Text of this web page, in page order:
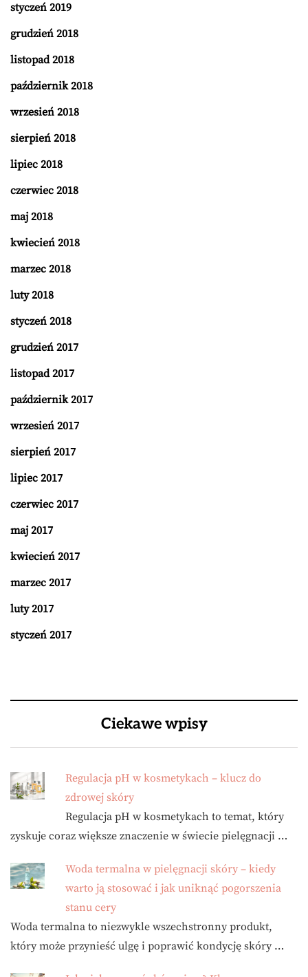
styczeń 2019
grudzień 2018
listopad 2018
październik 2018
wrzesień 2018
sierpień 2018
lipiec 2018
czerwiec 2018
maj 2018
kwiecień 2018
marzec 2018
luty 2018
styczeń 2018
grudzień 2017
listopad 2017
październik 2017
wrzesień 2017
sierpień 2017
lipiec 2017
czerwiec 2017
maj 2017
kwiecień 2017
marzec 2017
luty 2017
styczeń 2017
Ciekawe wpisy
Regulacja pH w kosmetykach – klucz do
zdrowej skóry
Regulacja pH w kosmetykach to temat, który
zyskuje coraz większe znaczenie w świecie pielęgnacji …
Woda termalna w pielęgnacji skóry – kiedy
warto ją stosować i jak uniknąć pogorszenia
stanu cery
Woda termalna to niezwykle wszechstronny produkt,
który może przynieść ulgę i poprawić kondycję skóry …